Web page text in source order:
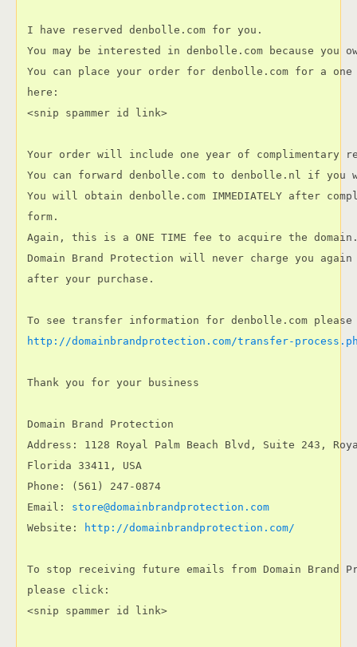
I have reserved denbolle.com for you.
You may be interested in denbolle.com because you
You can place your order for denbolle.com for a
here:
<snip spammer id link>
Your order will include one year of complimentary
You can forward denbolle.com to denbolle.nl if you
You will obtain denbolle.com IMMEDIATELY after
form.
Again, this is a ONE TIME fee to acquire the
Domain Brand Protection will never charge you
after your purchase.
To see transfer information for denbolle.com
Thank you for your business
Domain Brand Protection
Address: 1128 Royal Palm Beach Blvd, Suite 243,
Florida 33411, USA
Phone: (561) 247-0874
Email:
Website:
To stop receiving future emails from Domain Brand
please click:
<snip spammer id link>